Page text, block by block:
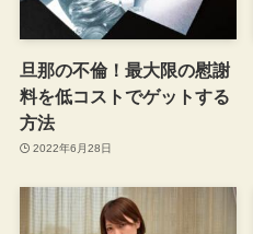
旦那の不倫！最大限の慰謝
料を低コストでゲットする
方法
2022年6月28日